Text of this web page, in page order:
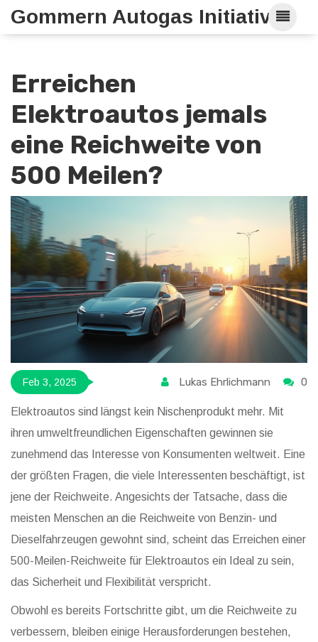
Gommern Autogas Initiative
Erreichen
Elektroautos jemals
eine Reichweite von
500 Meilen?
Feb 3, 2025 Lukas Ehrlichmann 0
Elektroautos sind längst kein Nischenprodukt mehr. Mit
ihren umweltfreundlichen Eigenschaften gewinnen sie
zunehmend das Interesse von Konsumenten weltweit. Eine
der größten Fragen, die viele Interessenten beschäftigt, ist
jene der Reichweite. Angesichts der Tatsache, dass die
meisten Menschen an die Reichweite von Benzin- und
Dieselfahrzeugen gewohnt sind, scheint das Erreichen einer
500-Meilen-Reichweite für Elektroautos ein Ideal zu sein,
das Sicherheit und Flexibilität verspricht.
Obwohl es bereits Fortschritte gibt, um die Reichweite zu
verbessern, bleiben einige Herausforderungen bestehen,